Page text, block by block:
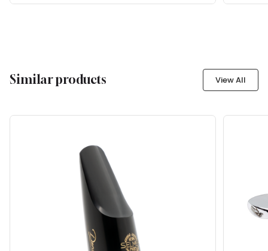
Similar products View All